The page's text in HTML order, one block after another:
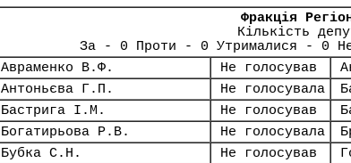
Фракція
Кількість
За - 0 Проти - 0 Утрималися - 0
Авраменко В.Ф.
Не голосував
Антоньєва Г.П.
Не голосувала
Бастрига І.М.
Не голосував
Богатирьова Р.В.
Не голосувала
Бубка С.Н.
Не голосував